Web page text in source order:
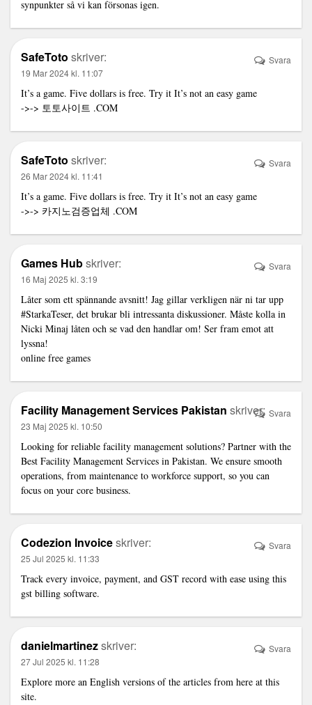
synpunkter så vi kan försonas igen.
SafeToto skriver:
19 Mar 2024 kl. 11:07
It’s a game. Five dollars is free. Try it It’s not an easy game
->-> 토토사이트 .COM
Svara
SafeToto skriver:
26 Mar 2024 kl. 11:41
It’s a game. Five dollars is free. Try it It’s not an easy game
->-> 카지노검증업체 .COM
Svara
Games Hubskriver:
16 Maj 2025 kl. 3:19
Låter som ett spännande avsnitt! Jag gillar verkligen när ni tar upp
#StarkaTeser, det brukar bli intressanta diskussioner. Måste kolla in
Nicki Minaj låten och se vad den handlar om! Ser fram emot att
lyssna!
online free games
Svara
Facility Management Services Pakistan skriver:
23 Maj 2025 kl. 10:50
Looking for reliable facility management solutions? Partner with the
Best Facility Management Services in Pakistan. We ensure smooth
operations, from maintenance to workforce support, so you can
focus on your core business.
Svara
Codezion Invoiceskriver:
25 Jul 2025 kl. 11:33
Track every invoice, payment, and GST record with ease using this
gst billing software.
Svara
danielmartinezskriver:
27 Jul 2025 kl. 11:28
Explore more an English versions of the articles from here at this
site.
Svara